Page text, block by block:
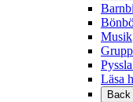
Musik
Läsa
Back